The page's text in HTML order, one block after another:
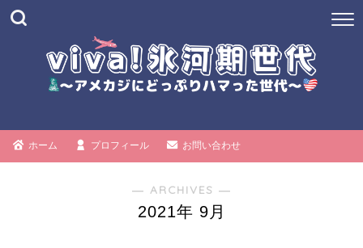
ホーム プロフィール お問い合わせ
― ARCHIVES ―
2021年 9月